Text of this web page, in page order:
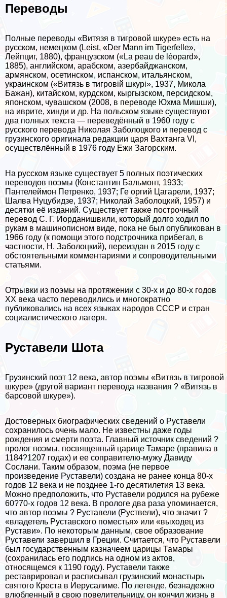
Переводы
Полные переводы «Витязя в тигровой шкуре» есть на
русском, немецком (Leist, «Der Mann im Tigerfelle»,
Лейпциг, 1880), французском («La peau de léopard»,
1885), английском, арабском, азербайджанском,
армянском, осетинском, испанском, итальянском,
украинском («Витязь в тигровій шкурі», 1937, Микола
Бажан), китайском, курдском, кыргызском, персидском,
японском, чувашском (2008, в переводе Юхма Мишши),
на иврите, хинди и др. На польском языке существуют
два полных текста — переведённый в 1960 году с
русского перевода Николая Заболоцкого и перевод с
грузинского оригинала редакции царя Вахтанга VI,
осуществлённый в 1976 году Ежи Загорским.
На русском языке существует 5 полных поэтических
переводов поэмы (Константин Бальмонт, 1933;
Пантелеймон Петренко, 1937; Ге opгий Цагарели, 1937;
Шалва Нуцубидзе, 1937; Николай Заболоцкий, 1957) и
десятки её изданий. Существует также построчный
перевод С. Г. Иорданишвили, который долго ходил по
рукам в машинописном виде, пока не был опубликован в
1966 году (к помощи этого подстрочника прибегал, в
частности, Н. Заболоцкий), переиздан в 2015 году с
обстоятельными комментариями и сопроводительными
статьями.
Отрывки из поэмы на протяжении с 30-х и до 80-х годов
XX века часто переводились и многократно
публиковались на всех языках народов СССР и стран
социалистического лагеря.
Руставели Шота
Грузинский поэт 12 века, автор поэмы «Витязь в тигровой
шкуре» (другой вариант перевода названия ? «Витязь в
барсовой шкуре»).
Достоверных биографических сведений о Руставели
сохранилось очень мало. Не известны даже годы
рождения и cмepти поэта. Главный источник сведений ?
пролог поэмы, посвященный царице Тамаре (правила в
1184?1207 годах) и ее соправителю-мужу Давиду
Сослани. Таким образом, поэма (не первое
произведение Руставели) создана не ранее конца 80-х
годов 12 века и не позднее 1-го десятилетия 13 века.
Можно предположить, что Руставели родился на рубеже
60?70-х годов 12 века. В прологе два раза упоминается,
что автор поэмы ? Руставели (Руствели), что значит ?
«владетель Руставского поместья» или «выходец из
Рустави». По некоторым данным, свое образование
Руставели завершил в Греции. Считается, что Руставели
был государственным казначеем царицы Тамары
(сохранилась его подпись на одном из актов,
относящемся к 1190 году). Руставели также
реставрировал и расписывал грузинский монастырь
святого Креста в Иерусалиме. По легенде, безнадежно
влюбленный в свою повелительницу, он кончил жизнь в